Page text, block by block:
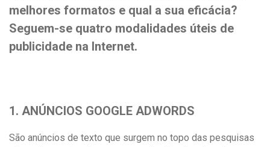
melhores formatos e qual a sua eficácia?
Seguem-se quatro modalidades úteis de
publicidade na Internet.
1. ANÚNCIOS GOOGLE ADWORDS
São anúncios de texto que surgem no topo das pesquisas